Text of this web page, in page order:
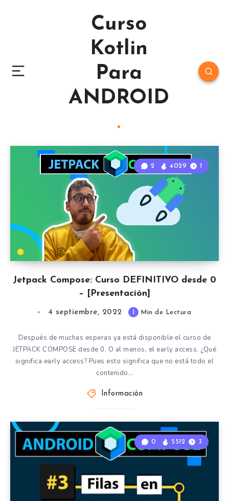
Curso
Kotlin
Para
ANDROID
Jetpack Compose: Curso DEFINITIVO desde 0
– [Presentación]
2 4029 1
4 septiembre, 2022 1 Min de Lectura
Después de muchas esperas ya está disponible el curso de
JETPACK COMPOSE desde 0. O al menos, el early access. ¿Qué
significa early access? Pues esto significa que no está todo el
contenido…
Información
0 5512 3